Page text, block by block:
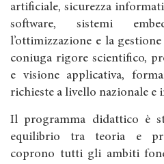
artificiale, sicurezza
software, sistemi
l’ottimizzazione e la
coniuga rigore scientifico,
e visione applicativa,
richieste a livello nazionale e
Il programma didattico è
equilibrio tra teoria e
coprono tutti gli ambiti